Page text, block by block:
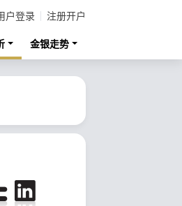
户登录 注册开户
金银走势